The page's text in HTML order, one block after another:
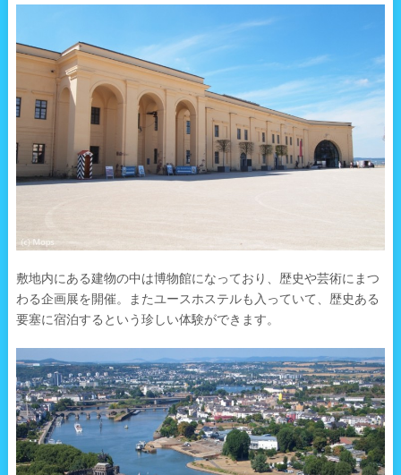
敷地内にある建物の中は博物館になっており、歴史や芸術にまつ
わる企画展を開催。またユースホステルも入っていて、歴史ある
要塞に宿泊するという珍しい体験ができます。